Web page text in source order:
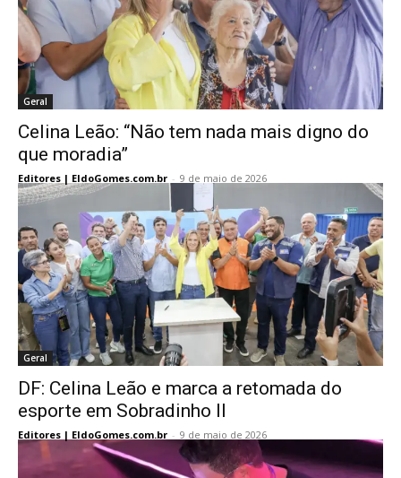
Geral
Celina Leão: “Não tem nada mais digno do
que moradia”
Editores | EldoGomes.com.br - 9 de maio de 2026
Geral
DF: Celina Leão e marca a retomada do
esporte em Sobradinho II
Editores | EldoGomes.com.br - 9 de maio de 2026